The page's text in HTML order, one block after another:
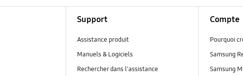
Support
Assistance produit
Manuels & Logiciels
Rechercher dans l'assistance
Compte
Pourquoi
Samsung
Samsung